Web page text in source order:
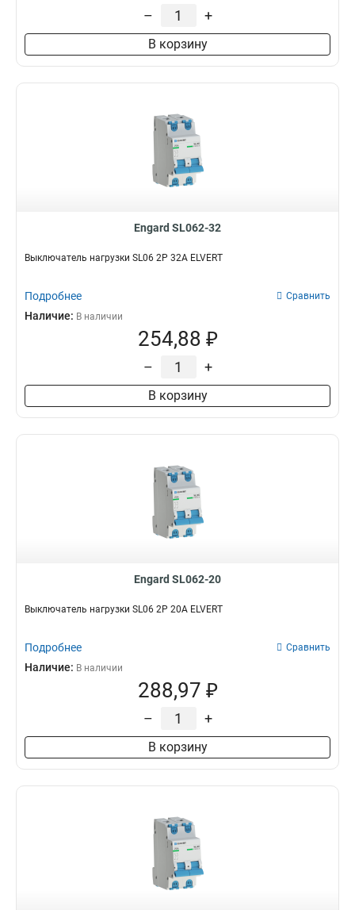
– +
В корзину
Engard SL062-32
Выключатель нагрузки SL06 2Р 32А ELVERT
Подробнее Сравнить
Наличие: В наличии
254,88 ₽
– +
В корзину
Engard SL062-20
Выключатель нагрузки SL06 2Р 20А ELVERT
Подробнее Сравнить
Наличие: В наличии
288,97 ₽
– +
В корзину